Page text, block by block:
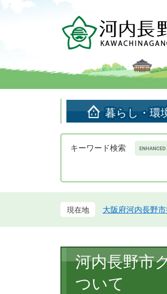
頭
す。
飛
し
暮らし・環
キーワード検索 Google
カ
検
大阪府河内長野
文
河内長野市
ついて